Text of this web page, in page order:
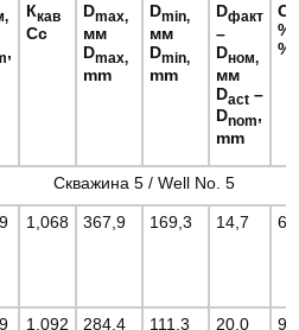
,
Ккав
Cc
Dmax,
мм
Dmax,
mm
Dmin,
мм
Dmin,
mm
Dфакт
–
Dном,
мм
Dact –
Dnom,
mm
%
%
Скважина 5 / Well No. 5
1,068 367,9 169,3 14,7
1,092 284,4 111,3 20,0